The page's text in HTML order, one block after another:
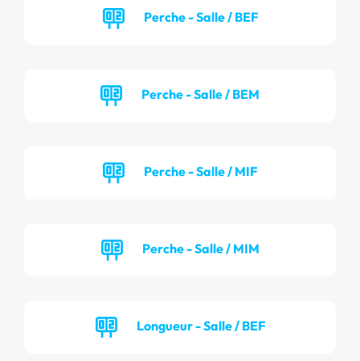
Perche - Salle / BEF
Perche - Salle / BEM
Perche - Salle / MIF
Perche - Salle / MIM
Longueur - Salle / BEF